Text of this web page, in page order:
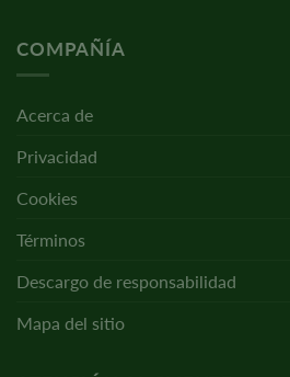
COMPAÑÍA
Acerca de
Privacidad
Cookies
Términos
Descargo de responsabilidad
Mapa del sitio